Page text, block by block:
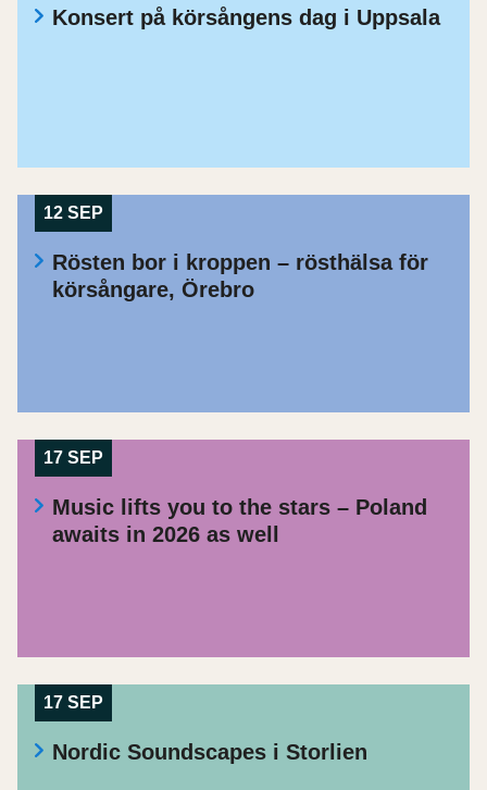
Konsert på körsångens dag i Uppsala
12 SEP
Rösten bor i kroppen – rösthälsa för
körsångare, Örebro
17 SEP
Music lifts you to the stars – Poland
awaits in 2026 as well
17 SEP
Nordic Soundscapes i Storlien